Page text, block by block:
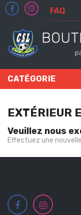
FAQ
CATÉGORIE
EXTÉRIEUR
Veuillez nous
Effectuez une